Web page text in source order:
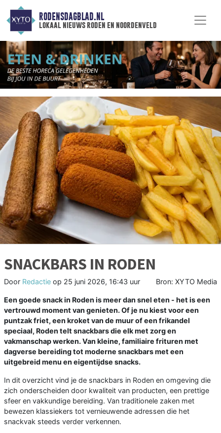
RODENSDAGBLAD.NL
lokaal nieuws roden en noordenveld
SNACKBARS IN RODEN
Door Redactie op 25 juni 2026, 16:43 uur Bron: XYTO Media
Een goede snack in Roden is meer dan snel eten - het is een
vertrouwd moment van genieten. Of je nu kiest voor een
puntzak friet, een kroket van de muur of een frikandel
speciaal, Roden telt snackbars die elk met zorg en
vakmanschap werken. Van kleine, familiaire frituren met
dagverse bereiding tot moderne snackbars met een
uitgebreid menu en eigentijdse snacks.
In dit overzicht vind je de snackbars in Roden en omgeving die
zich onderscheiden door kwaliteit van producten, een prettige
sfeer en vakkundige bereiding. Van traditionele zaken met
bewezen klassiekers tot vernieuwende adressen die het
snackvak steeds verder verkennen.